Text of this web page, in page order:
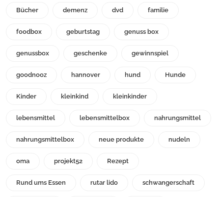
Bücher demenz dvd familie
foodbox geburtstag genuss box
genussbox geschenke gewinnspiel
goodnooz hannover hund Hunde
Kinder kleinkind kleinkinder
lebensmittel lebensmittelbox nahrungsmittel
nahrungsmittelbox neue produkte nudeln
oma projekt52 Rezept
Rund ums Essen rutar lido schwangerschaft